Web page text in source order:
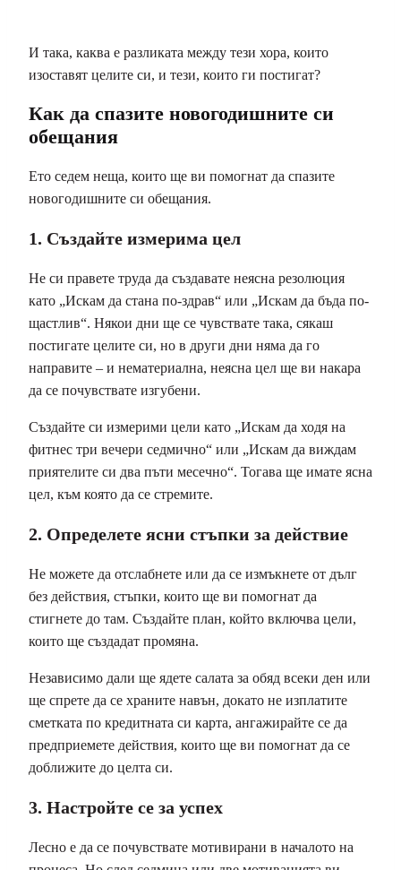
И така, каква е разликата между тези хора, които
изоставят целите си, и тези, които ги постигат?
Как да спазите новогодишните си
обещания
Ето седем неща, които ще ви помогнат да спазите
новогодишните си обещания.
1. Създайте измерима цел
Не си правете труда да създавате неясна резолюция
като „Искам да стана по-здрав“ или „Искам да бъда по-
щастлив“. Някои дни ще се чувствате така, сякаш
постигате целите си, но в други дни няма да го
направите – и нематериална, неясна цел ще ви накара
да се почувствате изгубени.
Създайте си измерими цели като „Искам да ходя на
фитнес три вечери седмично“ или „Искам да виждам
приятелите си два пъти месечно“. Тогава ще имате ясна
цел, към която да се стремите.
2. Определете ясни стъпки за действие
Не можете да отслабнете или да се измъкнете от дълг
без действия, стъпки, които ще ви помогнат да
стигнете до там. Създайте план, който включва цели,
които ще създадат промяна.
Независимо дали ще ядете салата за обяд всеки ден или
ще спрете да се храните навън, докато не изплатите
сметката по кредитната си карта, ангажирайте се да
предприемете действия, които ще ви помогнат да се
доближите до целта си.
3. Настройте се за успех
Лесно е да се почувствате мотивирани в началото на